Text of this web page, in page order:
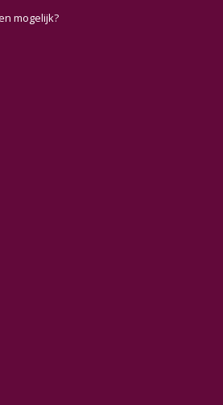
mogelijk?